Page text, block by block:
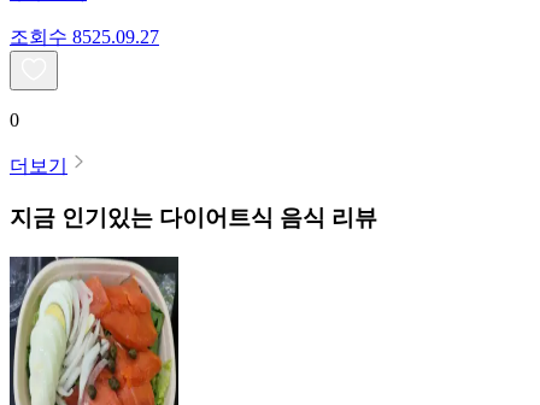
조회수 8525.09.27
0
더보기
지금 인기있는 다이어트식 음식 리뷰